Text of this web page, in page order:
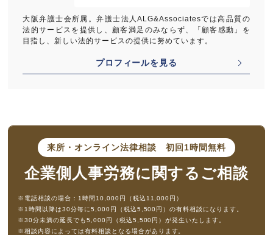
大阪弁護士会所属。弁護士法人ALG&Associatesでは高品質の
法的サービスを提供し、顧客満足のみならず、「顧客感動」を
目指し、新しい法的サービスの提供に努めています。
プロフィールを見る
来所・オンライン法律相談 初回1時間無料
企業側人事労務に 関するご相談
※電話相談の場合：1時間10,000円（税込11,000円）
※1時間以降は30分毎に5,000円（税込5,500円）の有料相談になります。
※30分未満の延長でも5,000円（税込5,500円）が発生いたします。
※相談内容によっては有料相談となる場合があります。